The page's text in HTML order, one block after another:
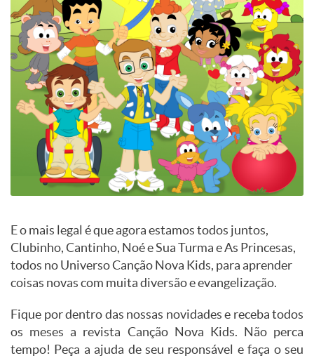
E o mais legal é que agora estamos todos juntos,
Clubinho, Cantinho, Noé e Sua Turma e As Princesas,
todos no Universo Canção Nova Kids, para aprender
coisas novas com muita diversão e evangelização.
Fique por dentro das nossas novidades e receba todos
os meses a revista Canção Nova Kids. Não perca
tempo! Peça a ajuda de seu responsável e faça o seu